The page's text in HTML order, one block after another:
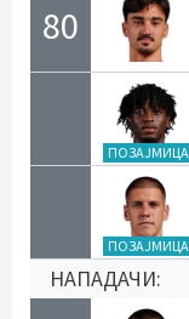
80
ПОЗАЈМИЦА
ПОЗАЈМИЦА
НАПАДАЧИ: